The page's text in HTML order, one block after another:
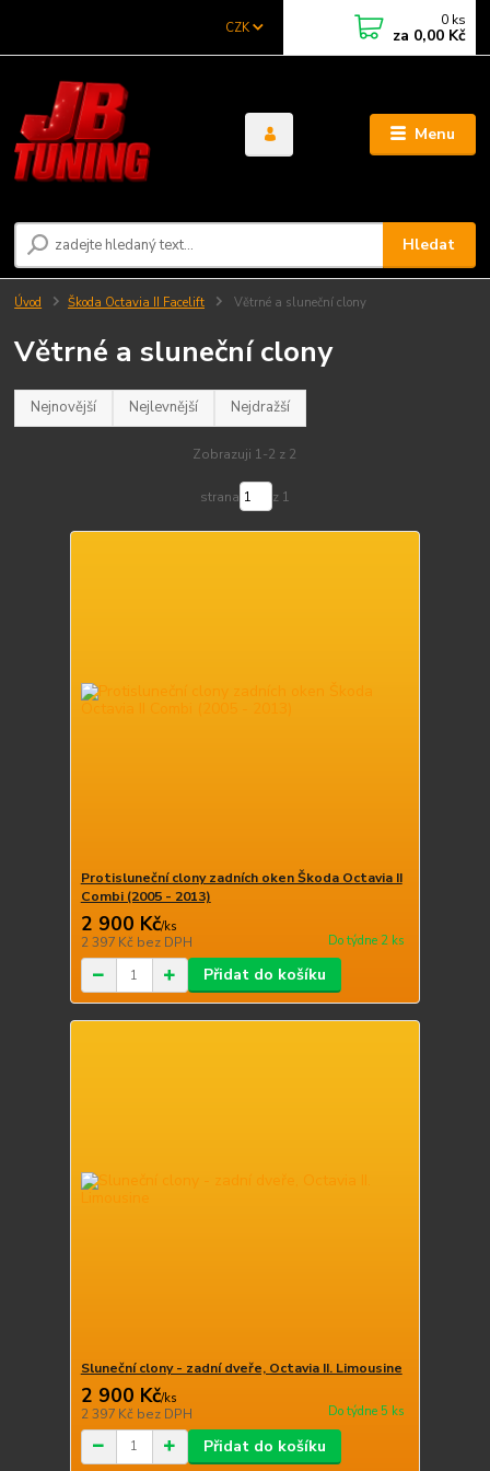
Menu
CZK
Hledat
0 ks
za 0,00 Kč
Úvod Škoda Octavia II Facelift Větrné a sluneční clony
Větrné a sluneční clony
Nejnovější Nejlevnější Nejdražší
Zobrazuji 1-2 z 2
strana z 1
Protisluneční clony zadních oken Škoda Octavia II
Combi (2005 - 2013)
2 900 Kč/ks
2 397 Kč bez DPH Do týdne 2 ks
Přidat do košíku
Sluneční clony - zadní dveře, Octavia II. Limousine
2 900 Kč/ks
2 397 Kč bez DPH Do týdne 5 ks
Přidat do košíku